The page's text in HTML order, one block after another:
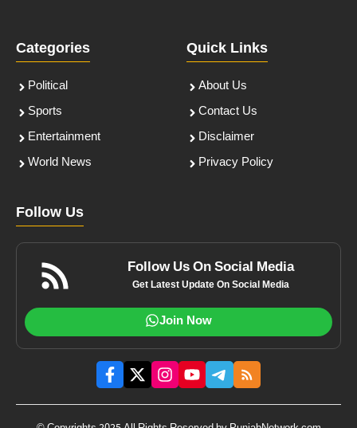
Categories
Political
Sports
Entertainment
World News
Quick Links
About Us
Contact Us
Disclaimer
Privacy Policy
Follow Us
Follow Us On Social Media
Get Latest Update On Social Media
Join Now